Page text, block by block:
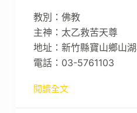
教別：佛教
主神：太乙救苦天尊
地址：新竹縣寶山鄉山
電話：03-5761103
閱讀全文